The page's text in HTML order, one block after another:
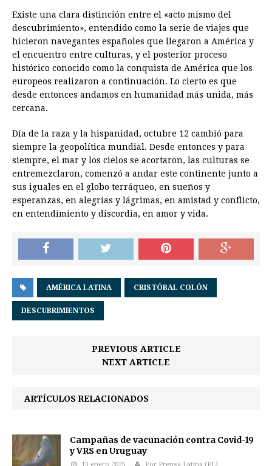
Existe una clara distinción entre el «acto mismo del
descubrimiento», entendido como la serie de viajes que
hicieron navegantes españoles que llegaron a América y
el encuentro entre culturas, y el posterior proceso
histórico conocido como la conquista de América que los
europeos realizaron a continuación. Lo cierto es que
desde entonces andamos en humanidad más unida, más
cercana.
Día de la raza y la hispanidad, octubre 12 cambió para
siempre la geopolítica mundial. Desde entonces y para
siempre, el mar y los cielos se acortaron, las culturas se
entremezclaron, comenzó a andar este continente junto a
sus iguales en el globo terráqueo, en sueños y
esperanzas, en alegrías y lágrimas, en amistad y conflicto,
en entendimiento y discordia, en amor y vida.
AMÉRICA LATINA CRISTÓBAL COLÓN
DESCUBRIMIENTOS
PREVIOUS ARTICLE
NEXT ARTICLE
ARTÍCULOS RELACIONADOS
Campañas de vacunación contra Covid-19
y VRS en Uruguay